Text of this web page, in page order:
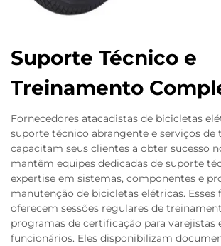
Suporte Técnico e
Treinamento
Fornecedores atacadistas de bicicletas
suporte técnico abrangente e serviços
capacitam seus clientes a obter sucesso
mantêm equipes dedicadas de suporte
expertise em sistemas, componentes e
manutenção de bicicletas elétricas. Esses
oferecem sessões regulares de
programas de certificação para varejistas
funcionários. Eles disponibilizam